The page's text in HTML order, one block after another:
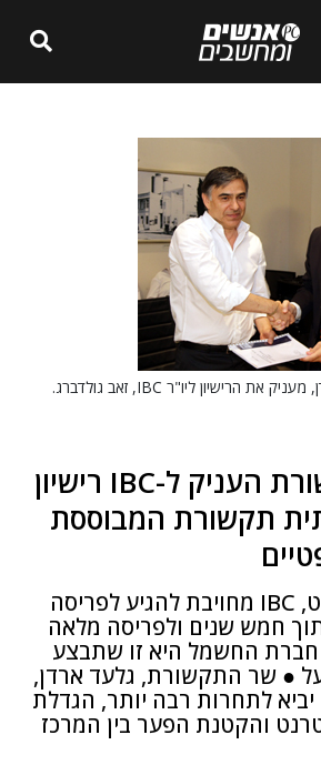
שר התקשורת, גלעד ארדן, מעניק את הרישיון ליו"ר IBC, זאב גולדברג.
משרד התקשורת העניק ל-IBC רישיון
תקשורת המבוססת
במסגרת הפרויקט, IBC מחויבת להגיע לפריסה
65% בתוך חמש שנים ולפריסה מלאה
● חברת החשמל היא זו שתבצע
● שר התקשורת, גלעד ארדן,
לתחרות רבה יותר, הגדלת
והקטנת הפער בין המרכז